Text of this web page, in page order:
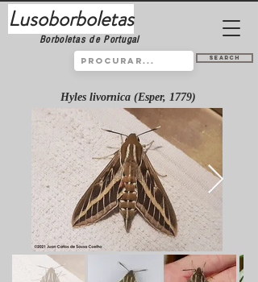
Lusoborboletas
Borboletas de Portugal
Search
Hyles livornica (Esper, 1779)